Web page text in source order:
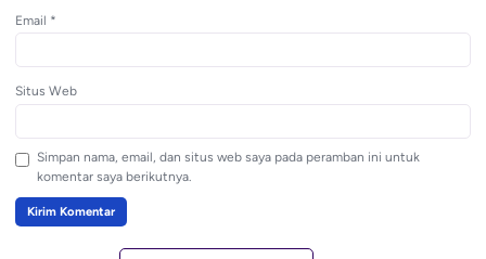
Email *
Situs Web
Simpan nama, email, dan situs web saya pada peramban ini untuk
komentar saya berikutnya.